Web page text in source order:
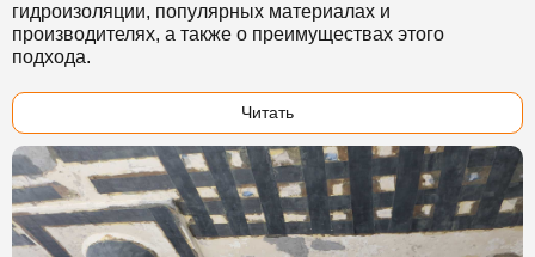
гидроизоляции, популярных материалах и
производителях, а также о преимуществах этого
подхода.
Читать